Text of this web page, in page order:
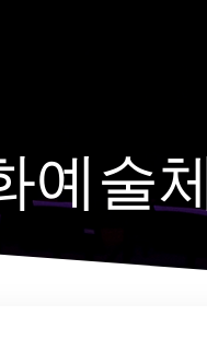
예술